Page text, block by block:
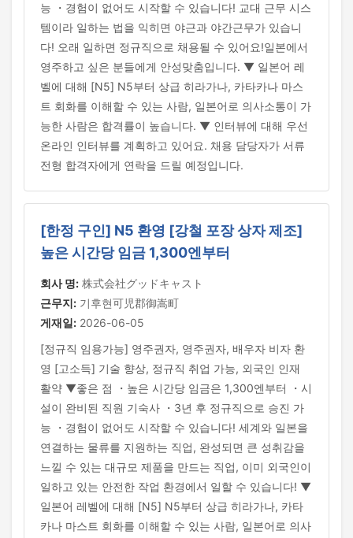
능 ・경험이 없어도 시작할 수 있습니다! 교대 근무 시스
템이라 일하는 법을 익히면 야근과 야간근무가 있습니
다! 오래 일하면 정규직으로 채용될 수 있어요!일본에서
영주하고 싶은 분들에게 안성맞춤입니다. ▼ 일본어 레
벨에 대해 [N5] N5부터 상급 히라가나, 카타카나 마스
트 회화를 이해할 수 있는 사람, 일본어로 의사소통이 가
능한 사람은 합격률이 높습니다. ▼ 인터뷰에 대해 우선
온라인 인터뷰를 계획하고 있어요. 채용 담당자가 서류
전형 합격자에게 연락을 드릴 예정입니다.
[한정 구인] N5 환영 [강철 포장 상자 제조]
높은 시간당 임금 1,300엔부터
회사 명: 株式会社グッドキャスト
근무지: 기후현可児郡御嵩町
게재일: 2026-06-05
[정규직 임용가능] 영주권자, 영주권자, 배우자 비자 환
영 [고소득] 기술 향상, 정규직 취업 가능, 외국인 인재
활약 ▼좋은 점 ・높은 시간당 임금은 1,300엔부터 ・시
설이 완비된 직원 기숙사 ・3년 후 정규직으로 승진 가
능 ・경험이 없어도 시작할 수 있습니다! 세계와 일본을
연결하는 물류를 지원하는 직업, 완성되면 큰 성취감을
느낄 수 있는 대규모 제품을 만드는 직업, 이미 외국인이
일하고 있는 안전한 작업 환경에서 일할 수 있습니다! ▼
일본어 레벨에 대해 [N5] N5부터 상급 히라가나, 카타
카나 마스트 회화를 이해할 수 있는 사람, 일본어로 의사